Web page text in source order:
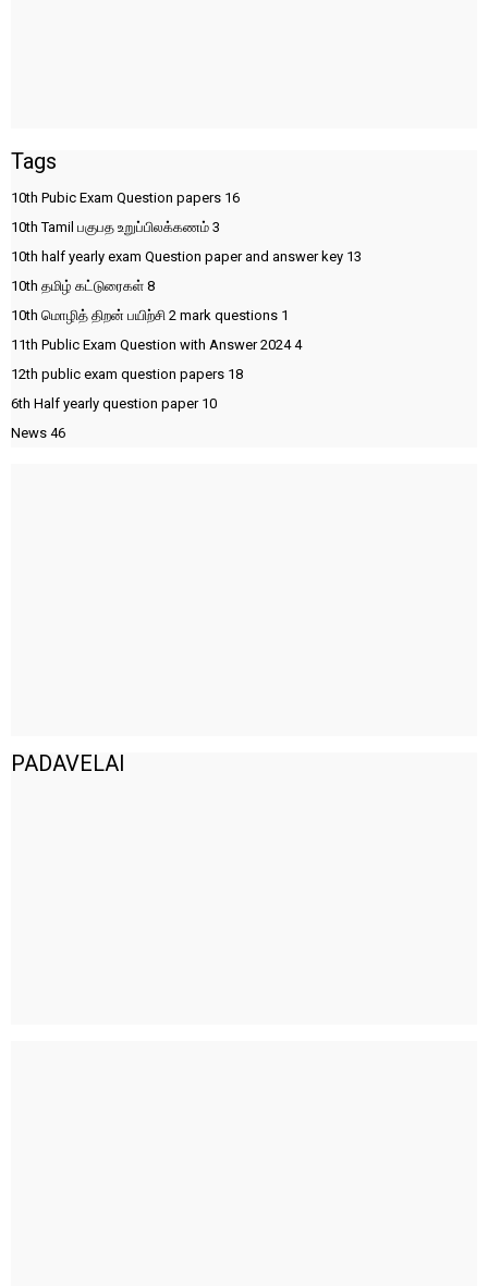
Tags
10th Pubic Exam Question papers 16
10th Tamil பகுபத உறுப்பிலக்கணம் 3
10th half yearly exam Question paper and answer key 13
10th தமிழ் கட்டுரைகள் 8
10th மொழித் திறன் பயிற்சி 2 mark questions 1
11th Public Exam Question with Answer 20244
12th public exam question papers 18
6th Half yearly question paper 10
News 46
PADAVELAI